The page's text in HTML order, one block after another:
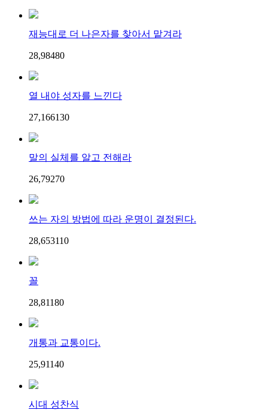
재능대로 더 나은자를 찾아서 맡겨라
28,98480
열 내야 성자를 느낀다
27,166130
말의 실체를 알고 전해라
26,79270
쓰는 자의 방법에 따라 운명이 결정된다.
28,653110
꼴
28,81180
개통과 교통이다.
25,91140
시대 성찬식